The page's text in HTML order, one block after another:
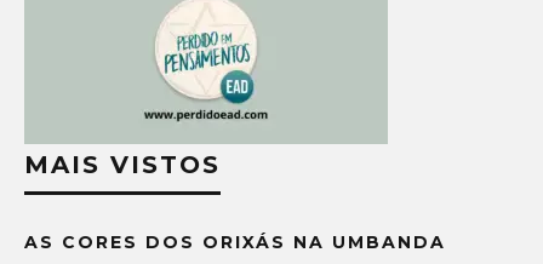
MAIS VISTOS
AS CORES DOS ORIXÁS NA UMBANDA